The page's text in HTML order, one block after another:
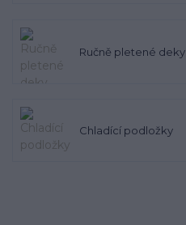
Ručně pletené deky
Chladící podložky